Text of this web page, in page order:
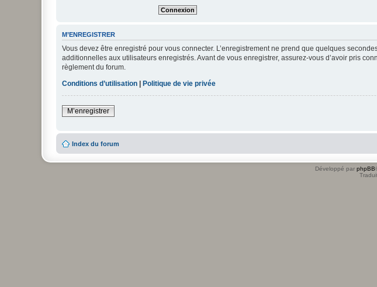
M’ENREGISTRER
Vous devez être enregistré pour vous connecter. L’enregistrement ne prend que quelques
additionnelles aux utilisateurs enregistrés. Avant de vous enregistrer, assurez-vous d’avoir pris
règlement du forum.
Conditions d’utilisation | Politique de vie privée
M’enregistrer
Index du forum
Développé par phpBB